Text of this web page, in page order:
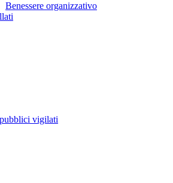
Benessere organizzativo
vigilati